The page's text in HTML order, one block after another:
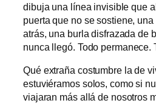
dibuja una línea invisible que
puerta que no se sostiene,
atrás, una burla disfrazada de
nunca llegó. Todo permanece.
Qué extraña costumbre la de
estuviéramos solos, como si
viajaran más allá de nosotros